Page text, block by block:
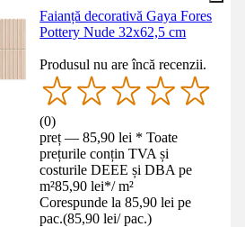
Faianță decorativă Gaya Fores
Pottery Nude 32x62,5 cm
Produsul nu are încă recenzii.
(0)
preț — 85,90 lei * Toate
prețurile conțin TVA și
costurile DEEE și DBA pe
m²85,90 lei*/ m²
Corespunde la 85,90 lei pe
pac.(85,90 lei/ pac.)